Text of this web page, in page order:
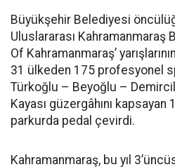
Büyükşehir Belediyesi
Uluslararası Kahramanmaraş
Of Kahramanmaraş’
31 ülkeden 175 profesyonel
Türkoğlu – Beyoğlu –
Kayası güzergâhını
parkurda pedal çevirdi.
Kahramanmaraş, bu yıl